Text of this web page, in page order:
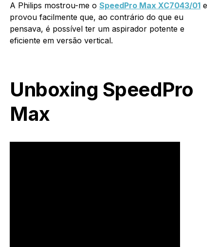
A Philips mostrou-me o SpeedPro Max XC7043/01 e
provou facilmente que, ao contrário do que eu
pensava, é possível ter um aspirador potente e
eficiente em versão vertical.
Unboxing SpeedPro
Max